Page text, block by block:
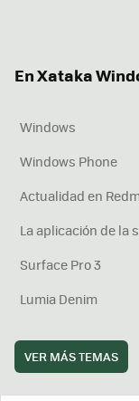
En Xataka
Windows
Windows Phone
Actualidad en
La aplicación de la
Surface Pro 3
Lumia Denim
VER MÁS TEMAS